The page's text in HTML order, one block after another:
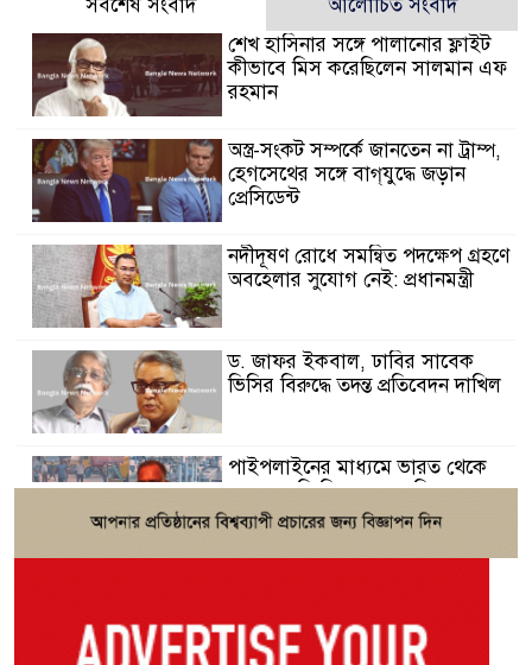
সর্বশেষ সংবাদ
আলোচিত সংবাদ
শেখ হাসিনার সঙ্গে পালানোর ফ্লাইট
কীভাবে মিস করেছিলেন সালমান এফ
রহমান
অস্ত্র-সংকট সম্পর্কে জানতেন না ট্রাম্প,
হেগসেথের সঙ্গে বাগ্‌যুদ্ধে জড়ান
প্রেসিডেন্ট
নদীদূষণ রোধে সমন্বিত পদক্ষেপ গ্রহণে
অবহেলার সুযোগ নেই: প্রধানমন্ত্রী
ড. জাফর ইকবাল, ঢাবির সাবেক
ভিসির বিরুদ্ধে তদন্ত প্রতিবেদন দাখিল
পাইপলাইনের মাধ্যমে ভারত থেকে
আরও বেশি ডিজেল চেয়েছি:
জ্বালানিমন্ত্রী
ঐক্যের